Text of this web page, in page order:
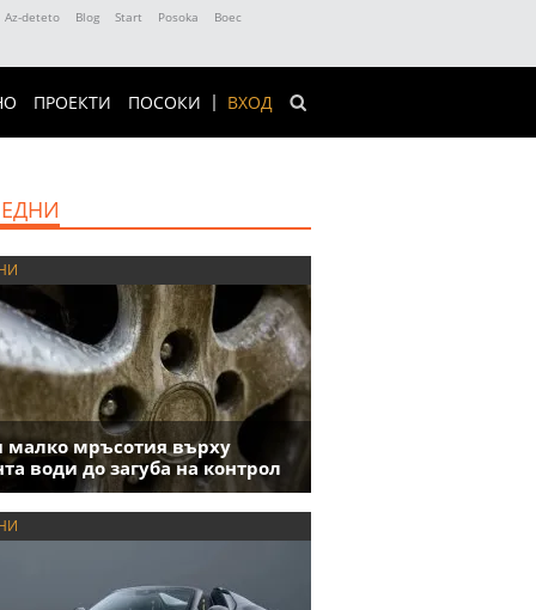
Az-deteto Blog Start Posoka
Boec
ВХОД
ПРОЕКТИ ПОСОКИ
малко мръсотия върху
води до загуба на контрол